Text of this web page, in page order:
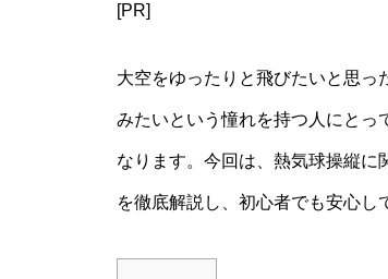
[PR]
大空をゆったりと飛びたいと思っ
みたいという憧れを持つ人にとっ
なります。今回は、熱気球操縦に
を徹底解説し、初心者でも安心し